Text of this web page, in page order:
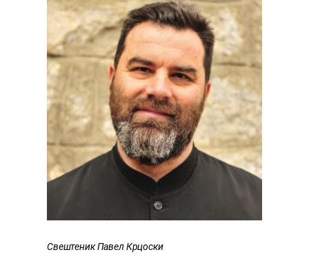
Свештеник Павел Крцоски